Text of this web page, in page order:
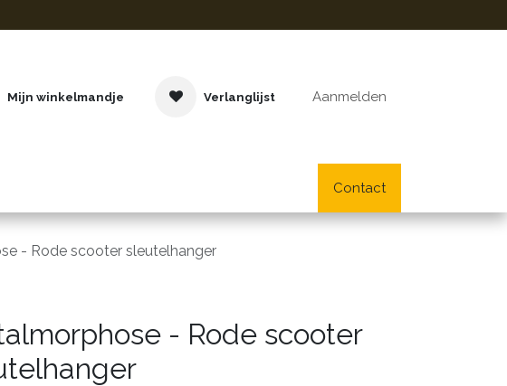
Mijn winkelmandje Verlanglijst Aanmelden
Lifestyle
Contact
- Rode scooter sleutelhanger
- Rode scooter